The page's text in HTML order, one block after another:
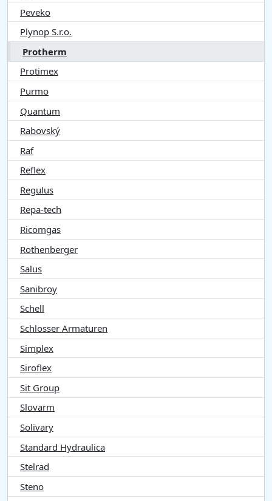
Peveko
Plynop S.r.o.
Protherm
Protimex
Purmo
Quantum
Rabovský
Raf
Reflex
Regulus
Repa-tech
Ricomgas
Rothenberger
Salus
Sanibroy
Schell
Schlosser Armaturen
Simplex
Siroflex
Sit Group
Slovarm
Solivary
Standard Hydraulica
Stelrad
Steno